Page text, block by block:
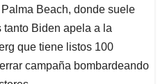
Beach, donde suele
tanto Biden apela a la
que tiene listos 100
campaña bombardeando